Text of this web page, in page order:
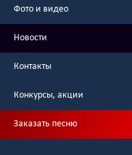
Фото и видео
Новости
Контакты
Конкурсы, акции
Заказать песню